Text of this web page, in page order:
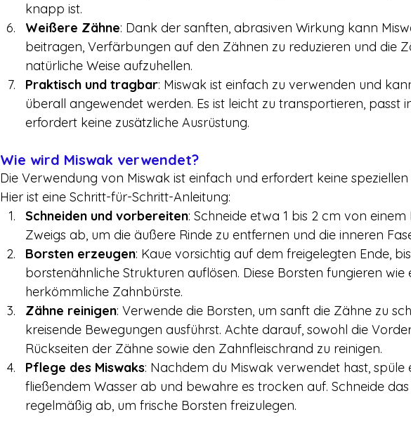
knapp ist.
Weißere Zähne: Dank der sanften, abrasiven Wirkung kann
beitragen, Verfärbungen auf den Zähnen zu reduzieren und die
natürliche Weise aufzuhellen.
Praktisch und tragbar: Miswak ist einfach zu verwenden und
überall angewendet werden. Es ist leicht zu transportieren, passt
erfordert keine zusätzliche Ausrüstung.
Wie wird Miswak verwendet?
Die Verwendung von Miswak ist einfach und erfordert keine speziellen
Hier ist eine Schritt-für-Schritt-Anleitung:
Schneiden und vorbereiten: Schneide etwa 1 bis 2 cm von einem
Zweigs ab, um die äußere Rinde zu entfernen und die inneren
Borsten erzeugen: Kaue vorsichtig auf dem freigelegten Ende,
borstenähnliche Strukturen auflösen. Diese Borsten fungieren wie
herkömmliche Zahnbürste.
Zähne reinigen: Verwende die Borsten, um sanft die Zähne zu
kreisende Bewegungen ausführst. Achte darauf, sowohl die
Rückseiten der Zähne sowie den Zahnfleischrand zu reinigen.
Pflege des Miswaks: Nachdem du Miswak verwendet hast, spüle
fließendem Wasser ab und bewahre es trocken auf. Schneide
regelmäßig ab, um frische Borsten freizulegen.